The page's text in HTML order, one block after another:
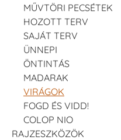
MŰVTÖRI PECSÉTEK
HOZOTT TERV
SAJÁT TERV
ÜNNEPI
ÖNTINTÁS
MADARAK
VIRÁGOK
FOGD ÉS VIDD!
COLOP NIO
RAJZESZKÖZÖK